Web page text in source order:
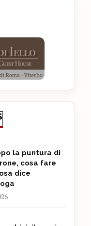
la puntura di
cosa fare
dice